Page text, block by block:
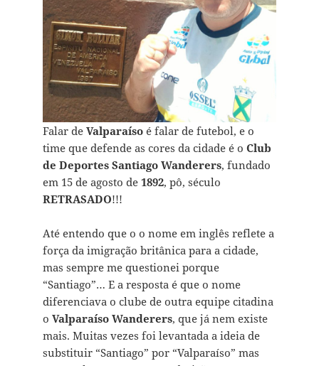
Falar de Valparaísoé falar de futebol, e o
time que defende as cores da cidade é o Club
de Deportes Santiago Wanderers, fundado
em 15 de agosto de 1892, pô, século
RETRASADO!!!
Até entendo que o o nome em inglês reflete a
força da imigração britânica para a cidade,
mas sempre me questionei porque
“Santiago”… E a resposta é que o nome
diferenciava o clube de outra equipe citadina
o Valparaíso Wanderers, que já nem existe
mais. Muitas vezes foi levantada a ideia de
substituir “Santiago” por “Valparaíso” mas